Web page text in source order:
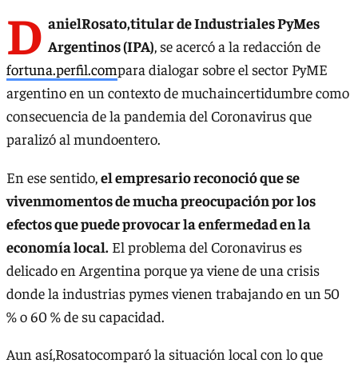
D anielRosato,titular de Industriales PyMes
Argentinos (IPA), se acercó a la redacción de
fortuna.perfil.compara dialogar sobre el sector PyME
argentino en un contexto de muchaincertidumbre como
consecuencia de la pandemia del Coronavirus que
paralizó al mundoentero.
En ese sentido,el empresario reconoció que se
vivenmomentos de mucha preocupación por los
efectos que puede provocar la enfermedad en la
economía local. El problema del Coronavirus es
delicado en Argentina porque ya viene de una crisis
donde la industrias pymes vienen trabajando en un 50
% o 60 % de su capacidad.
Aun así,Rosatocomparó la situación local con lo que